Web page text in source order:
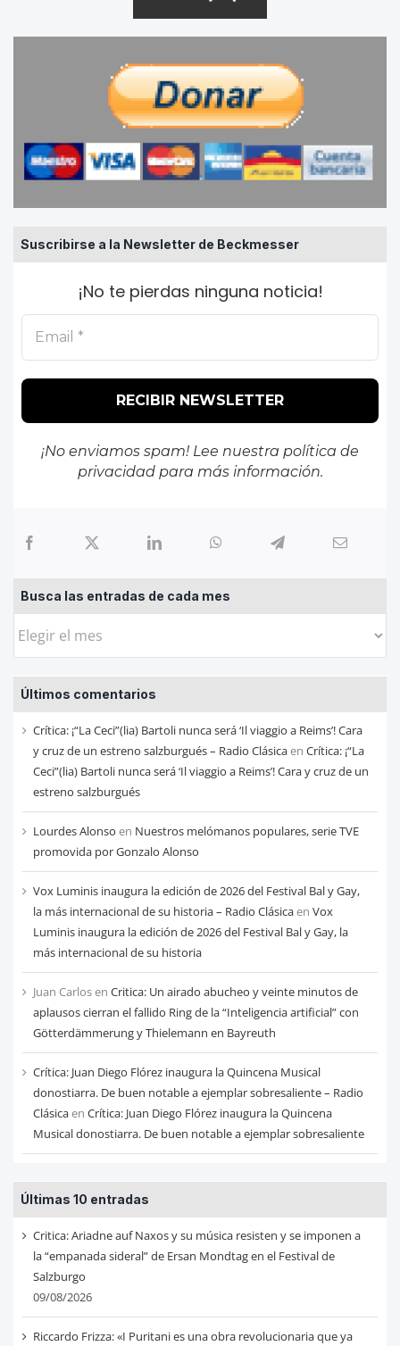
Suscribirse a la Newsletter de Beckmesser
¡No te pierdas ninguna noticia!
¡No enviamos spam! Lee nuestra política de
privacidadpara más información.
Busca las entradas de cada mes
Busca
entradas
de
cada
mes
Últimos comentarios
Crítica: ¡“La Ceci”(lia) Bartoli nunca será ‘Il viaggio a Reims’! Cara
y cruz de un estreno salzburgués – Radio Clásicaen Crítica: ¡“La
Ceci”(lia) Bartoli nunca será ‘Il viaggio a Reims’! Cara y cruz de un
estreno salzburgués
Lourdes Alonso en Nuestros melómanos populares, serie TVE
promovida por Gonzalo Alonso
Vox Luminis inaugura la edición de 2026 del Festival Bal y Gay,
la más internacional de su historia – Radio Clásicaen Vox
Luminis inaugura la edición de 2026 del Festival Bal y Gay, la
más internacional de su historia
Juan Carlosen Critica: Un airado abucheo y veinte minutos de
aplausos cierran el fallido Ring de la “Inteligencia artificial” con
Götterdämmerung y Thielemann en Bayreuth
Crítica: Juan Diego Flórez inaugura la Quincena Musical
donostiarra. De buen notable a ejemplar sobresaliente – Radio
Clásicaen Crítica: Juan Diego Flórez inaugura la Quincena
Musical donostiarra. De buen notable a ejemplar sobresaliente
Últimas 10 entradas
Critica: Ariadne auf Naxos y su música resisten y se imponen a
la “empanada sideral” de Ersan Mondtag en el Festival de
Salzburgo
09/08/2026
Riccardo Frizza: «I Puritani es una obra revolucionaria que ya